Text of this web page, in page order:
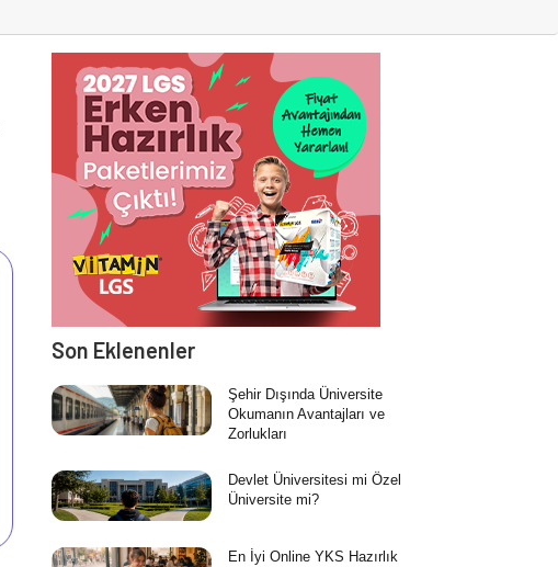
Son Eklenenler
Şehir Dışında Üniversite
Okumanın Avantajları ve
Zorlukları
Devlet Üniversitesi mi Özel
Üniversite mi?
En İyi Online YKS Hazırlık